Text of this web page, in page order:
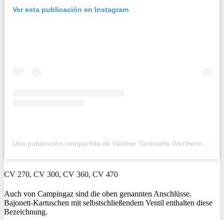
Ver esta publicación en Instagram
CV 270, CV 300, CV 360, CV 470
Auch von Campingaz sind die oben genannten Anschlüsse.
Bajonett-Kartuschen mit selbstschließendem Ventil enthalten diese
Bezeichnung.